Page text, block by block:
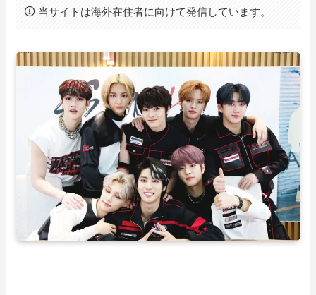
当サイトは海外在住者に向けて発信しています。